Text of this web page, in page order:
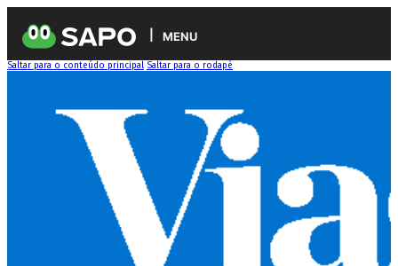
MENU
Saltar para o conteúdo principal Saltar para o rodapé